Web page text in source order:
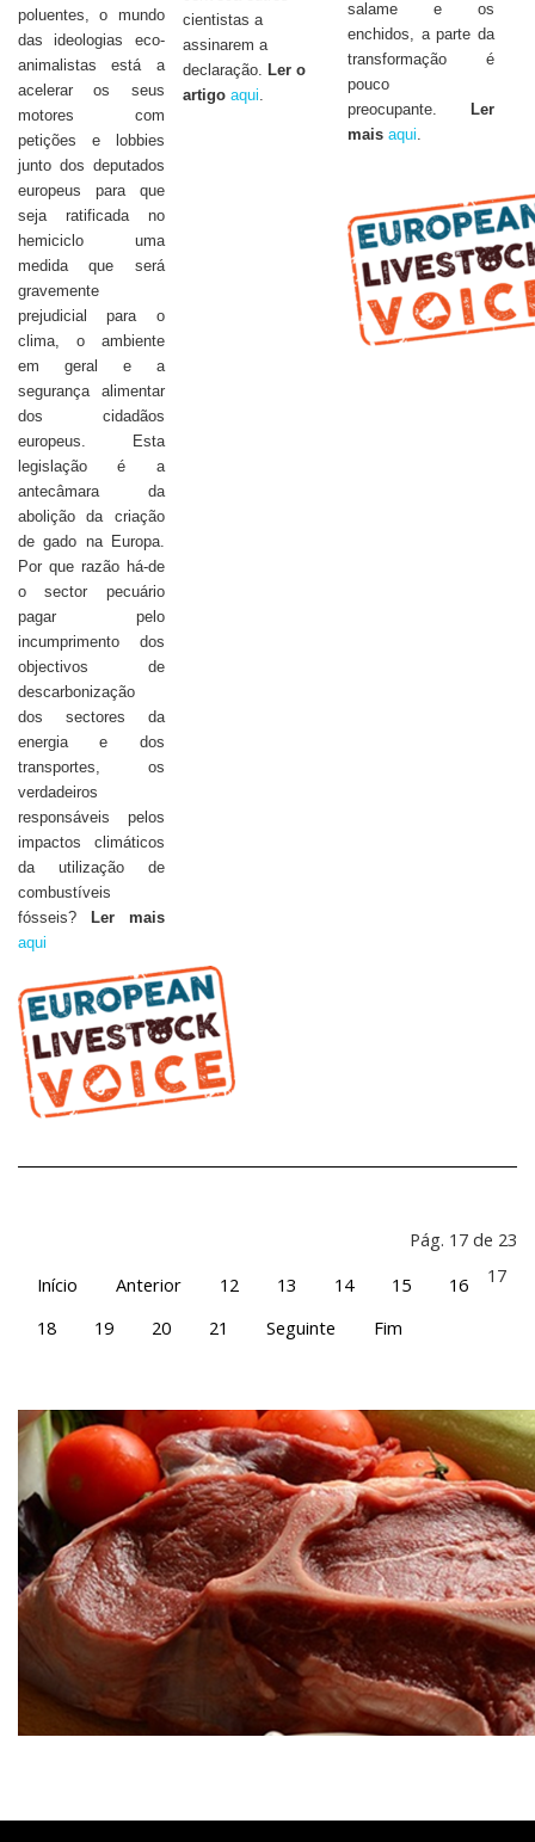
poluentes, o mundo
das ideologias eco-
animalistas está a
acelerar os seus
motores com
petições e lobbies
junto dos deputados
europeus para que
seja ratificada no
hemiciclo uma
medida que será
gravemente
prejudicial para o
clima, o ambiente
em geral e a
segurança alimentar
dos cidadãos
europeus. Esta
legislação é a
antecâmara da
abolição da criação
de gado na Europa.
Por que razão há-de
o sector pecuário
pagar pelo
incumprimento dos
objectivos de
descarbonização
dos sectores da
energia e dos
transportes, os
verdadeiros
responsáveis pelos
impactos climáticos
da utilização de
combustíveis
fósseis?
Ler mais
aqui
cientistas a
assinarem a
declaração. Ler o
artigo aqui.
salame e os
enchidos, a parte da
transformação é
pouco
preocupante.
Ler
maisaqui.
Pág. 17 de 23
Início
Anterior 12 13 14 15 16 17
18 19 20 21 Seguinte Fim